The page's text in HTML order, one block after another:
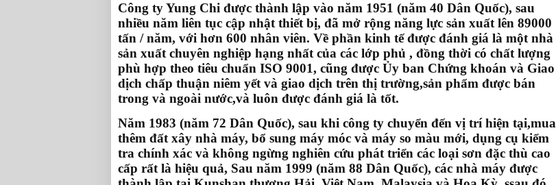
Công ty Yung Chi được thành lập vào năm 1951 (năm 40 Dân Quốc), sau
nhiều năm liên tục cập nhật thiết bị, đã mở rộng năng lực sản xuất lên 89000
tấn / năm, với hơn 600 nhân viên. Về phần kinh tế được đánh giá là một nhà
sản xuất chuyên nghiệp hạng nhất của các lớp phủ , đồng thời có chất lượng
phù hợp theo tiêu chuẩn ISO 9001, cũng được Ủy ban Chứng khoán và Giao
dịch chấp thuận niêm yết và giao dịch trên thị trường,sản phẩm được bán
trong và ngoài nước,và luôn được đánh giá là tốt.
Năm 1983 (năm 72 Dân Quốc), sau khi công ty chuyển đến vị trí hiện tại,mua
thêm đất xây nhà máy, bổ sung máy móc và máy so màu mới, dụng cụ kiểm
tra chính xác và không ngừng nghiên cứu phát triển các loại sơn đặc thù cao
cấp rất là hiệu quả, Sau năm 1999 (năm 88 Dân Quốc), các nhà máy được